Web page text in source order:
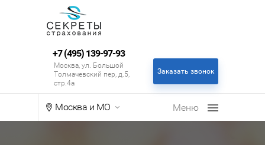
Москва и МО
+7 (495) 139-97-93
Москва, ул. Большой
Толмачевский пер, д.5,
стр.4а
Заказать звонок